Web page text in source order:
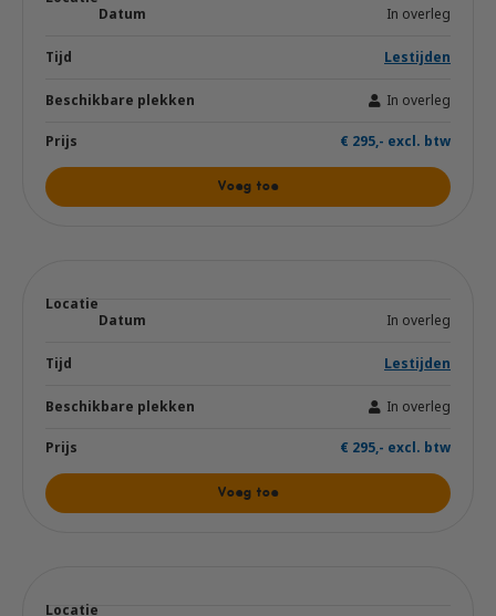
In overleg
Lestijden
In overleg
€ 295,- excl. btw
Voeg toe
In overleg
Lestijden
In overleg
€ 295,- excl. btw
Voeg toe